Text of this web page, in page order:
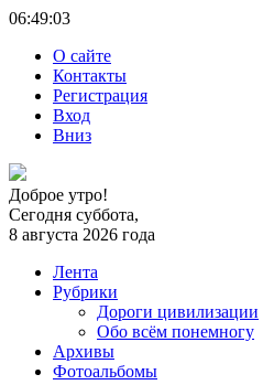
06:49:03
О сайте
Контакты
Регистрация
Вход
Вниз
Доброе утро!
Сегодня суббота,
8 августа 2026 года
Лента
Рубрики
Дороги цивилизации
Обо всём понемногу
Архивы
Фотоальбомы